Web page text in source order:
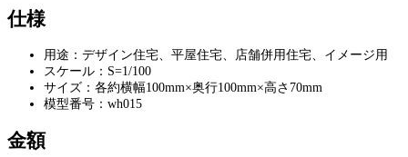
仕様
用途：デザイン住宅、平屋住宅、店舗併用住宅、イメージ用
スケール：S=1/100
サイズ：各約横幅100mm×奥行100mm×高さ70mm
模型番号：wh015
金額